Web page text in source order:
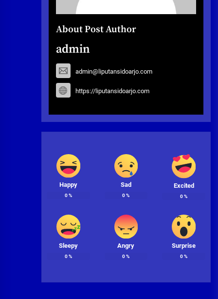
About Post Author
admin
admin@liputansidoarjo.com
https://liputansidoarjo.com
Happy
0%
Sad
0%
Excited
0%
Sleepy
0%
Angry
0%
Surprise
0%